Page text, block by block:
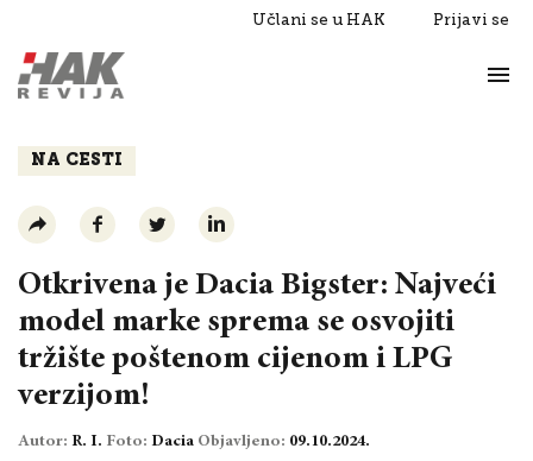
Učlani se u HAK Prijavi se
Razgovori
NA CESTI
Otkrivena je Dacia Bigster: Najveći
model marke sprema se osvojiti
tržište poštenom cijenom i LPG
verzijom!
Autor: R. I. Foto: Dacia Objavljeno: 09.10.2024.